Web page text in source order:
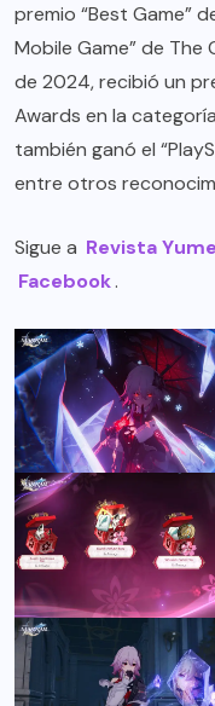
premio “Best Game”
Mobile Game” de
de 2024, recibió un
Awards en la
también ganó el
entre otros
Sigue a Revista Yume
Facebook.